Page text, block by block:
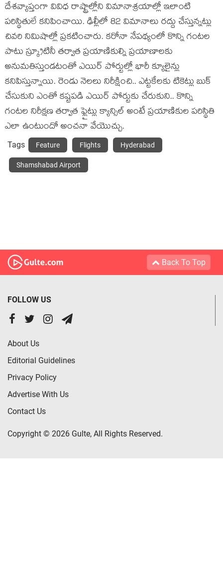
దేశవ్యాప్తంగా వివిధ రాష్ట్రాల్లోని విమానాశ్రయాల్లో ఇలాంటి
పరిస్థితులే కనిపించాయి. ఢిల్లీలో 82 విమానాలు రద్దు చేస్తున్నట్లు
చివరి నిమిషాల్లో ప్రకటించారు. కరోనా నేపథ్యంలో కొన్ని గంటల
పాటు స్క్రూటినీ తర్వాత ప్రయాణికుల్ని ప్రయాణాలకు
అనుమతిస్తుండటంతో ఎయిర్ పోర్టుల్లో భారీ క్యూలైన్లు
కనిపిస్తున్నాయి. రెండు నెలలు నిరీక్షించి.. ఎట్టకేలకు టికెట్లు బుక్
చేసుకుని ఎంతో కష్టపడి ఎయిర్ పోర్టుకు చేరుకుని.. కొన్ని
గంటల నిరీక్షణ తర్వాత ఫ్లైట్లు క్యాన్సిల్ అంటే ప్రయాణికుల పరిస్థితి
ఎలా ఉంటుందో అంచనా వేయొచ్చు.
Tags Feature Flights Hyderabad
Shamshabad Airport
Back To Top
FOLLOW US
About Us
Editorial Guidelines
Privacy Policy
Advertise With Us
Contact Us
Copyright © 2026 Gulte, All Rights Reserved.